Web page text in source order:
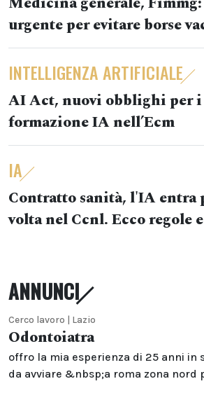
urgente per evitare borse
INTELLIGENZA ARTIFICIALE
AI Act, nuovi obblighi per
formazione IA nell’Ecm
IA
Contratto sanità, l'IA entra
volta nel Ccnl. Ecco regole
ANNUNCI
Cerco lavoro | Lazio
Odontoiatra
offro la mia esperienza di 25 anni in
da avviare &nbsp;a roma zona